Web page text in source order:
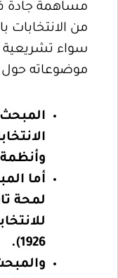
مساهمة جادة
من الانتخابات
سواء تشريعية
موضوعاته حول
وأنظمة
أما
لمحة
1926).